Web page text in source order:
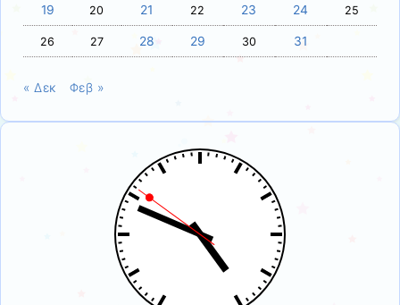
19 20 21 22 23 24 25
26 27 28 29 30 31
« Δεκ Φεβ »